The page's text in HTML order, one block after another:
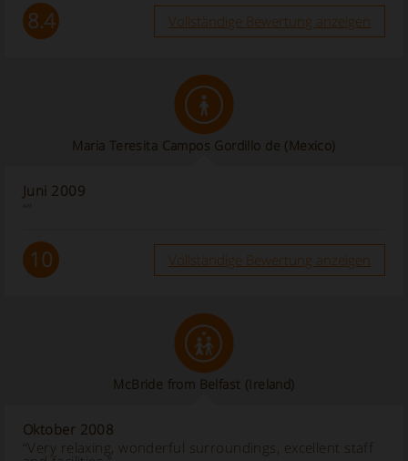
8.4 Vollständige Bewertung anzeigen
Maria Teresita Campos Gordillo de (Mexico)
Juni 2009
“”
10 Vollständige Bewertung anzeigen
McBride from Belfast (Ireland)
Oktober 2008
“Very relaxing, wonderful surroundings, excellent staff